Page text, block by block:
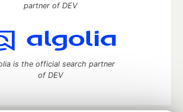
partner of DEV
is the official search partner
of DEV